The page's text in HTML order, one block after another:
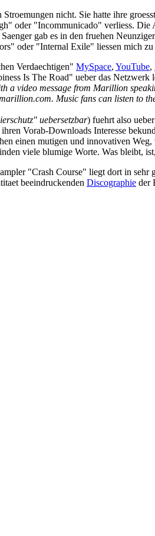
nicht. Sie hatte ihre
oder "Incommunicado" verliess.
gab es in den fruehen
oder "Internal Exile" liessen mich
Verdaechtigen" MySpace, YouTube,
Is The Road" ueber das
a video message from Marillion
Music fans can listen to
uebersetzbar) fuehrt also
Vorab-Downloads Interesse
einen mutigen und innovativen
viele blumige Worte. Was bleibt,
"Crash Course" liegt dort in
beeindruckenden Discographie der